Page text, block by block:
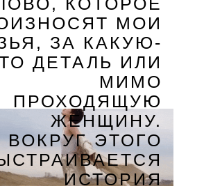
МОИ
ЗА КАКУЮ-
ДЕТАЛЬ ИЛИ
МИМО
ПРОХОДЯЩУЮ
ЖЕНЩИНУ.
ВОКРУГ ЭТОГО
ИСТОРИЯ